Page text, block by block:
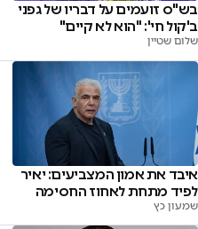
בש"ס זועמים על דבריו של גפני
ב'קול חי': "הוא לא קיים"
שלום שטיין
איבד את אמון המצביעים: יאיר
לפיד מתחת לאחוז החסימה
שמעון כץ